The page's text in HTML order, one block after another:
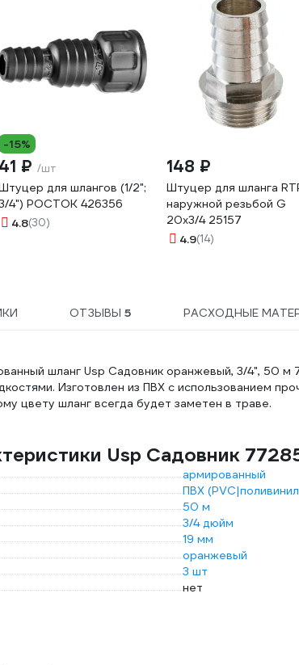
-15%
41 ₽ /шт
для шлангов (1/2";
4") РОСТОК 426356
4.8(30)
148 ₽
Штуцер для шланга
наружной резьбой G
20х3/4 25157
4.9(14)
ОТЗЫВЫ5 РАСХОДНЫЕ
шланг Usp Садовник оранжевый, 3/4", 50 м
Изготовлен из ПВХ с использованием
цвету шланг всегда будет заметен в траве.
Usp Садовник
армированный
ПВХ
50 м
3/4 дюйм
19 мм
оранжевый
3 шт
нет